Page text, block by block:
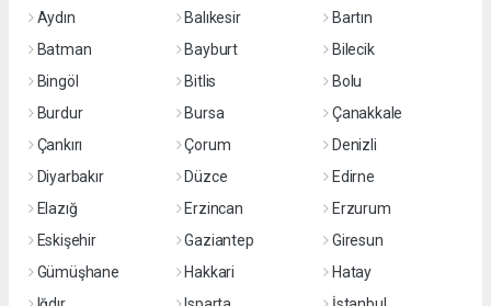
Aydın
Balıkesir
Bartın
Batman
Bayburt
Bilecik
Bingöl
Bitlis
Bolu
Burdur
Bursa
Çanakkale
Çankırı
Çorum
Denizli
Diyarbakır
Düzce
Edirne
Elazığ
Erzincan
Erzurum
Eskişehir
Gaziantep
Giresun
Gümüşhane
Hakkari
Hatay